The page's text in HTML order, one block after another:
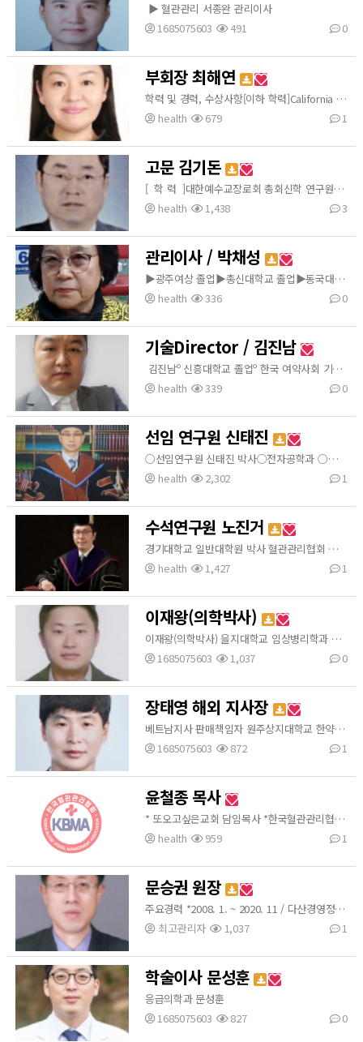
▶ 혈관관리 서종완 관리이사
1685075603
491 0
부회장 최해연
학력 및 경력, 수상사항[이하 학력]California Victor University M.B.A/ D.B.ACalifornia Victor University Visiting Professor현) Creative University of California 한국총장[이하 경력]전) 주식회사 로터스무역 (C.E.O)현) 주식회사 한국고마이계 (C.E.O)현) 안화흑차문화교류원 대표서울벤처대학원대학교 부설 평생교육원 자연의학 지도자과정 수료하버드 경영대 최고경영자과정 제1기 수료전) 서울벤처대학원대학교 부설 평생교육원 차세대지도자 최…
health
679 1
고문 김기돈
[ 학 력 ]대한예수교장로회 총회신학 연구원신학과 (B.Th-eq)대한예수교장로회 총회신학 연구원신학과 (M.Div-eq)Creative University of California (B.BA)Creative University of California (M.S.W)[ 경력 및 수상 ]안화흑차문화교류원 원장 / 협회장한국혈관관리협회 고문자연의학 명예박사 ( Creative University of California )흑차선교회 대표서울대학교보건대학원 감사패 수상
health
1,438 3
관리이사 / 박채성
▶광주여상 졸업▶총신대학교 졸업▶동국대학교 일반대학원 졸업▶동원대학교 사회복지과 졸업▶한국식생활협회교육이사(주 선학알미늄 교육이사근무)등
health
336 0
기술Director / 김진남
김진남º 신흥대학교 졸업º 한국 여약사회 기술고문º 카무트 코리아 대표º 하모니어스 플랫폼 부대표º 한국 혈관관리협회 기술Directorº 에코플라이 사외이사
health
339 0
선임 연구원 신태진
○선임연구원 신태진 박사○전자공학과 ○자연의학 박사○한국혈관관리협회 이사○(주)저먼유로 이사○헬스365고주파 선임연구원
health
2,302 1
수석연구원 노진거
경기대학교 일반대학원 박사 혈관관리협회 수석연구원
health
1,427 1
이재왕(의학박사)
이재왕(의학박사) 을지대학교 임상병리학과 교수
1685075603
1,037 0
장태영 해외 지사장
베트남지사 판매책임자 원주상지대학교 한약학과
1685075603
872 1
윤철종 목사
* 또오고싶은교회 담임목사 *한국혈관관리협회 홍보위원
health
959 1
문승권 원장
주요경력 *2008. 1. ~ 2020. 11 / 다산경영정보연구원 원장 *2014. 1. ~ 2021. 3 / (사)대한실버산업협회 기회.연구 이사 *2016. 2. ~ 2021. 3 / (사)선진복지사회연구회 운영위원 *2016. 12. ~ 2020. 12 / (사)서울시 보건협회 부회장, 자문위원 *2015. 8. ~ 2017. 7 / 김포대 보건행정과 겸임교수 *2004. 3. ~ 2019. 5 / 국립인천대 도시행정학과 겸임교수/외래교수 *2018. 5. ~ 2018. 12 / 중앙대학교 산학협력단 연구전담 …
최고관리자
1,037 1
학술이사 문성훈
응급의학과 문성훈
1685075603
827 0